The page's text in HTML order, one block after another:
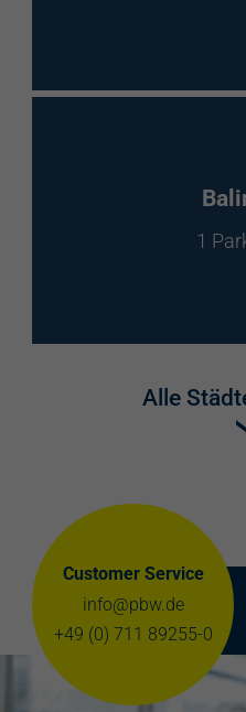
1
Alle
Customer Service
info@pbw.de
+49 (0) 711 89255-0